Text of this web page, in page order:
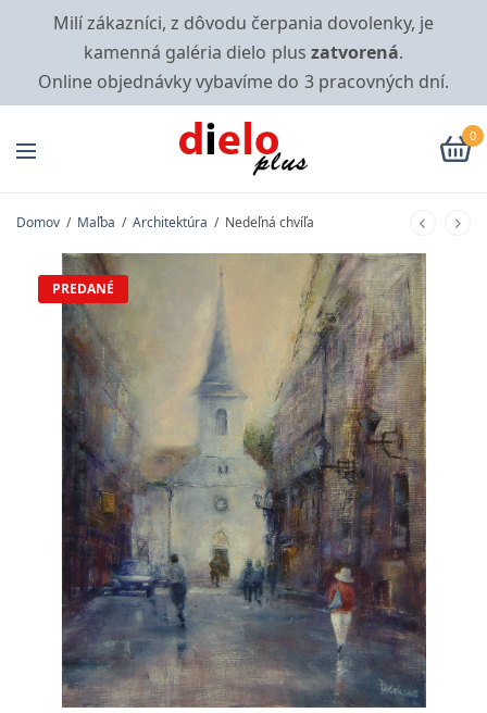
Milí zákazníci, z dôvodu čerpania dovolenky, je
kamenná galéria dielo plus zatvorená.
Online objednávky vybavíme do 3 pracovných dní.
0
Domov / Maľba / Architektúra / Nedeľná chvíľa
PREDANÉ